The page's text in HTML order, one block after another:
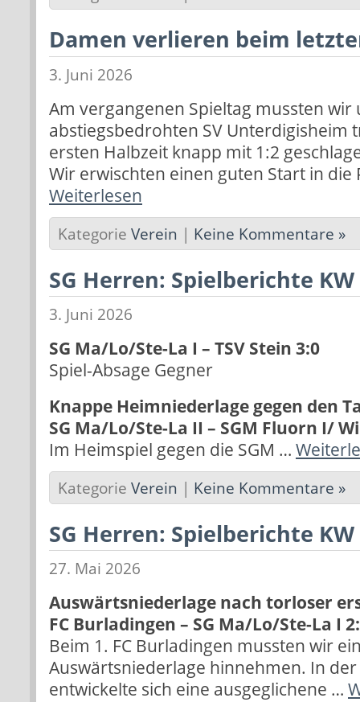
Damen verlieren beim
3. Juni 2026
Am vergangenen Spieltag mussten wir
abstiegsbedrohten SV Unterdigisheim
ersten Halbzeit knapp mit 1:2
Wir erwischten einen guten Start in
Weiterlesen
Kategorie Verein | Keine Kommentare »
SG Herren: Spielberichte KW
3. Juni 2026
SG Ma/Lo/Ste-La I – TSV Stein 3:0
Spiel-Absage Gegner
Knappe Heimniederlage gegen den
SG Ma/Lo/Ste-La II – SGM Fluorn I/
Im Heimspiel gegen die SGM …
Kategorie Verein | Keine Kommentare »
SG Herren: Spielberichte KW
27. Mai 2026
Auswärtsniederlage nach torloser
FC Burladingen – SG Ma/Lo/Ste-La I
Beim 1. FC Burladingen mussten wir
Auswärtsniederlage hinnehmen. In
entwickelte sich eine ausgeglichene …